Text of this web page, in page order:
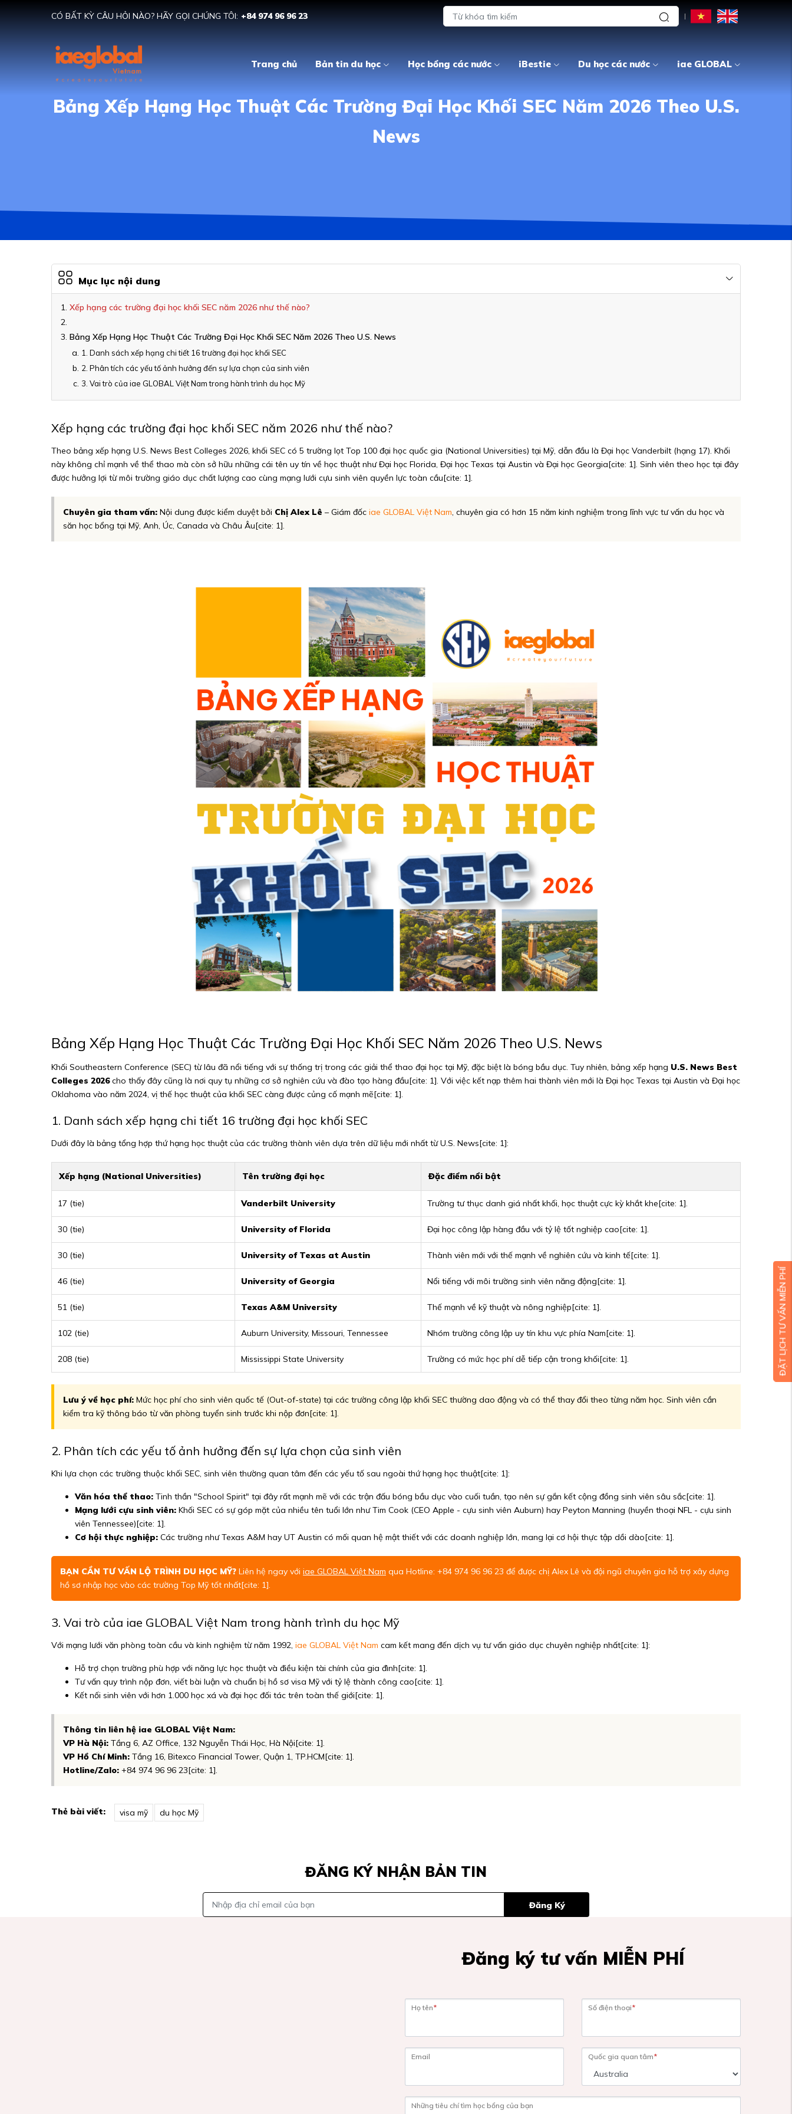
CÓ BẤT KỲ CÂU HỎI NÀO? HÃY GỌI CHÚNG TÔI: +84 974 96 96 23
Trang chủ Bản tin du học Học bổng các nước iBestie Du học các nước iae GLOBAL
Bảng Xếp Hạng Học Thuật Các Trường Đại Học Khối SEC Năm 2026 Theo U.S.
News
Mục lục nội dung
Xếp hạng các trường đại học khối SEC năm 2026 như thế nào?
Bảng Xếp Hạng Học Thuật Các Trường Đại Học Khối SEC Năm 2026 Theo U.S. News
1. Danh sách xếp hạng chi tiết 16 trường đại học khối SEC
2. Phân tích các yếu tố ảnh hưởng đến sự lựa chọn của sinh viên
3. Vai trò của iae GLOBAL Việt Nam trong hành trình du học Mỹ
Xếp hạng các trường đại học khối SEC năm 2026 như thế nào?
Theo bảng xếp hạng U.S. News Best Colleges 2026, khối SEC có 5 trường lọt Top 100 đại học quốc gia (National Universities) tại Mỹ, dẫn đầu là Đại học Vanderbilt (hạng 17). Khối
này không chỉ mạnh về thể thao mà còn sở hữu những cái tên uy tín về học thuật như Đại học Florida, Đại học Texas tại Austin và Đại học Georgia[cite: 1]. Sinh viên theo học tại đây
được hưởng lợi từ môi trường giáo dục chất lượng cao cùng mạng lưới cựu sinh viên quyền lực toàn cầu[cite: 1].
Chuyên gia tham vấn: Nội dung được kiểm duyệt bởi Chị Alex Lê – Giám đốc iae GLOBAL Việt Nam, chuyên gia có hơn 15 năm kinh nghiệm trong lĩnh vực tư vấn du học và
săn học bổng tại Mỹ, Anh, Úc, Canada và Châu Âu[cite: 1].
Bảng Xếp Hạng Học Thuật Các Trường Đại Học Khối SEC Năm 2026 Theo U.S. News
Khối Southeastern Conference (SEC) từ lâu đã nổi tiếng với sự thống trị trong các giải thể thao đại học tại Mỹ, đặc biệt là bóng bầu dục. Tuy nhiên, bảng xếp hạng U.S. News Best
Colleges 2026cho thấy đây cũng là nơi quy tụ những cơ sở nghiên cứu và đào tạo hàng đầu[cite: 1]. Với việc kết nạp thêm hai thành viên mới là Đại học Texas tại Austin và Đại học
Oklahoma vào năm 2024, vị thế học thuật của khối SEC càng được củng cố mạnh mẽ[cite: 1].
1. Danh sách xếp hạng chi tiết 16 trường đại học khối SEC
Dưới đây là bảng tổng hợp thứ hạng học thuật của các trường thành viên dựa trên dữ liệu mới nhất từ U.S. News[cite: 1]:
Xếp hạng (National Universities) Tên trường đại học Đặc điểm nổi bật
17 (tie) Vanderbilt University Trường tư thục danh giá nhất khối, học thuật cực kỳ khắt khe[cite: 1].
30 (tie) University of Florida Đại học công lập hàng đầu với tỷ lệ tốt nghiệp cao[cite: 1].
30 (tie) University of Texas at Austin Thành viên mới với thế mạnh về nghiên cứu và kinh tế[cite: 1].
46 (tie) University of Georgia Nổi tiếng với môi trường sinh viên năng động[cite: 1].
51 (tie) Texas A&M University Thế mạnh về kỹ thuật và nông nghiệp[cite: 1].
102 (tie) Auburn University, Missouri, Tennessee Nhóm trường công lập uy tín khu vực phía Nam[cite: 1].
208 (tie) Mississippi State University Trường có mức học phí dễ tiếp cận trong khối[cite: 1].
Lưu ý về học phí: Mức học phí cho sinh viên quốc tế (Out-of-state) tại các trường công lập khối SEC thường dao động và có thể thay đổi theo từng năm học. Sinh viên cần
kiểm tra kỹ thông báo từ văn phòng tuyển sinh trước khi nộp đơn[cite: 1].
2. Phân tích các yếu tố ảnh hưởng đến sự lựa chọn của sinh viên
Khi lựa chọn các trường thuộc khối SEC, sinh viên thường quan tâm đến các yếu tố sau ngoài thứ hạng học thuật[cite: 1]:
Văn hóa thể thao: Tinh thần "School Spirit" tại đây rất mạnh mẽ với các trận đấu bóng bầu dục vào cuối tuần, tạo nên sự gắn kết cộng đồng sinh viên sâu sắc[cite: 1].
Mạng lưới cựu sinh viên: Khối SEC có sự góp mặt của nhiều tên tuổi lớn như Tim Cook (CEO Apple - cựu sinh viên Auburn) hay Peyton Manning (huyền thoại NFL - cựu sinh
viên Tennessee)[cite: 1].
Cơ hội thực nghiệp: Các trường như Texas A&M hay UT Austin có mối quan hệ mật thiết với các doanh nghiệp lớn, mang lại cơ hội thực tập dồi dào[cite: 1].
BẠN CẦN TƯ VẤN LỘ TRÌNH DU HỌC MỸ? Liên hệ ngay với iae GLOBAL Việt Nam qua Hotline: +84 974 96 96 23 để được chị Alex Lê và đội ngũ chuyên gia hỗ trợ xây dựng
hồ sơ nhập học vào các trường Top Mỹ tốt nhất[cite: 1].
3. Vai trò của iae GLOBAL Việt Nam trong hành trình du học Mỹ
Với mạng lưới văn phòng toàn cầu và kinh nghiệm từ năm 1992, iae GLOBAL Việt Nam cam kết mang đến dịch vụ tư vấn giáo dục chuyên nghiệp nhất[cite: 1]:
Hỗ trợ chọn trường phù hợp với năng lực học thuật và điều kiện tài chính của gia đình[cite: 1].
Tư vấn quy trình nộp đơn, viết bài luận và chuẩn bị hồ sơ visa Mỹ với tỷ lệ thành công cao[cite: 1].
Kết nối sinh viên với hơn 1.000 học xá và đại học đối tác trên toàn thế giới[cite: 1].
Thông tin liên hệ iae GLOBAL Việt Nam:
VP Hà Nội: Tầng 6, AZ Office, 132 Nguyễn Thái Học, Hà Nội[cite: 1].
VP Hồ Chí Minh: Tầng 16, Bitexco Financial Tower, Quận 1, TP.HCM[cite: 1].
Hotline/Zalo: +84 974 96 96 23[cite: 1].
Thẻ bài viết: visa mỹ du học Mỹ
ĐĂNG KÝ NHẬN BẢN TIN
Đăng Ký
Đăng ký tư vấn MIỄN PHÍ
Họ tên* Số điện thoại*
Email Quốc gia quan tâm*
Những tiêu chí tìm học bổng của bạn
ĐẶT LỊCH TƯ VẤN MIỄN PHÍ